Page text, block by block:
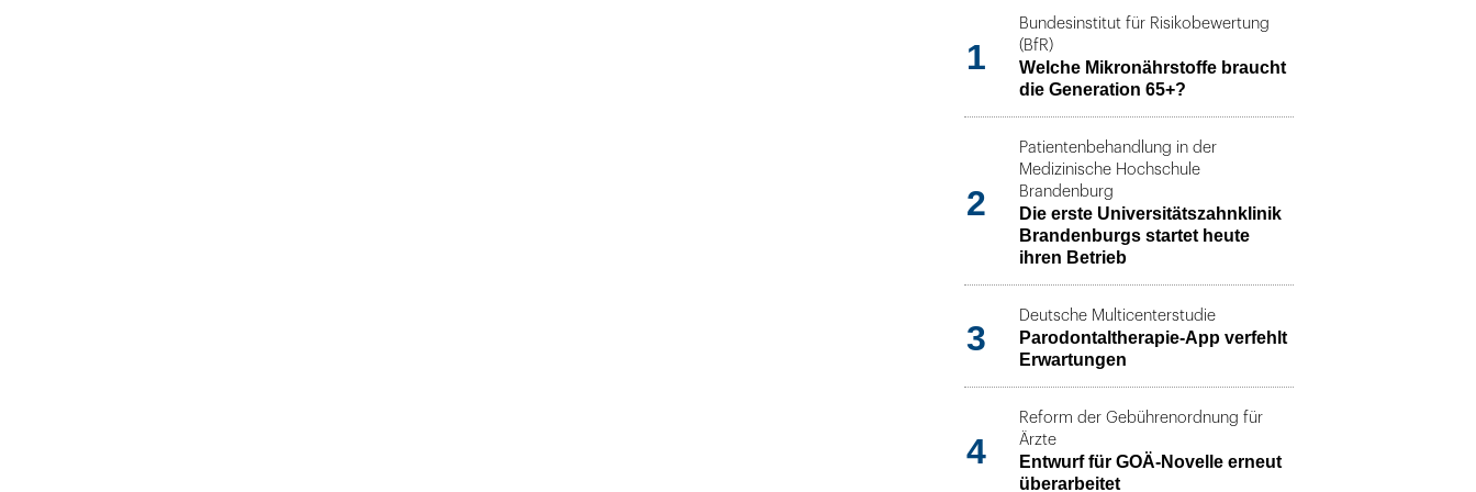
1
Bundesinstitut für Risikobewertung
(BfR)
Welche Mikronährstoffe braucht
die Generation 65+?
2
Patientenbehandlung in der
Medizinische Hochschule
Brandenburg
Die erste Universitätszahnklinik
Brandenburgs startet heute
ihren Betrieb
3
Deutsche Multicenterstudie
Parodontaltherapie-App verfehlt
Erwartungen
4
Reform der Gebührenordnung für
Ärzte
Entwurf für GOÄ-Novelle erneut
überarbeitet